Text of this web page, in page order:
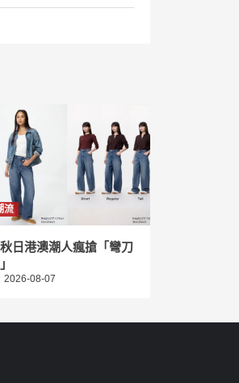
流
日港澳潮人瘋搶「彎刀
2026-08-07